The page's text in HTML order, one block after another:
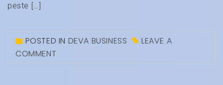
peste […]
POSTED IN DEVA BUSINESS
LEAVE A
COMMENT